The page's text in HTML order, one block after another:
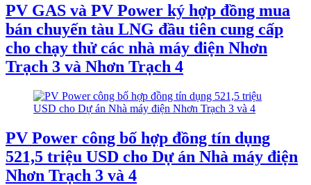
PV GAS và PV Power ký hợp đồng mua
bán chuyến tàu LNG đầu tiên cung cấp
cho chạy thử các nhà máy điện Nhơn
Trạch 3 và Nhơn Trạch 4
PV Power công bố hợp đồng tín dụng
521,5 triệu USD cho Dự án Nhà máy điện
Nhơn Trạch 3 và 4